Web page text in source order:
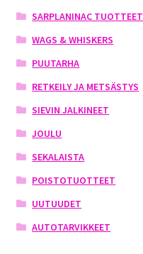
SARPLANINAC TUOTTEET
WAGS & WHISKERS
PUUTARHA
RETKEILY JA METSÄSTYS
SIEVIN JALKINEET
JOULU
SEKALAISTA
POISTOTUOTTEET
UUTUUDET
AUTOTARVIKKEET